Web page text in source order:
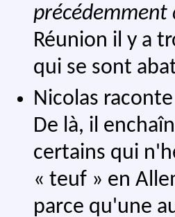
précédemment
Réunion il y a
qui se sont
Nicolas
De là, il
certains qui
« teuf » en
parce qu'une